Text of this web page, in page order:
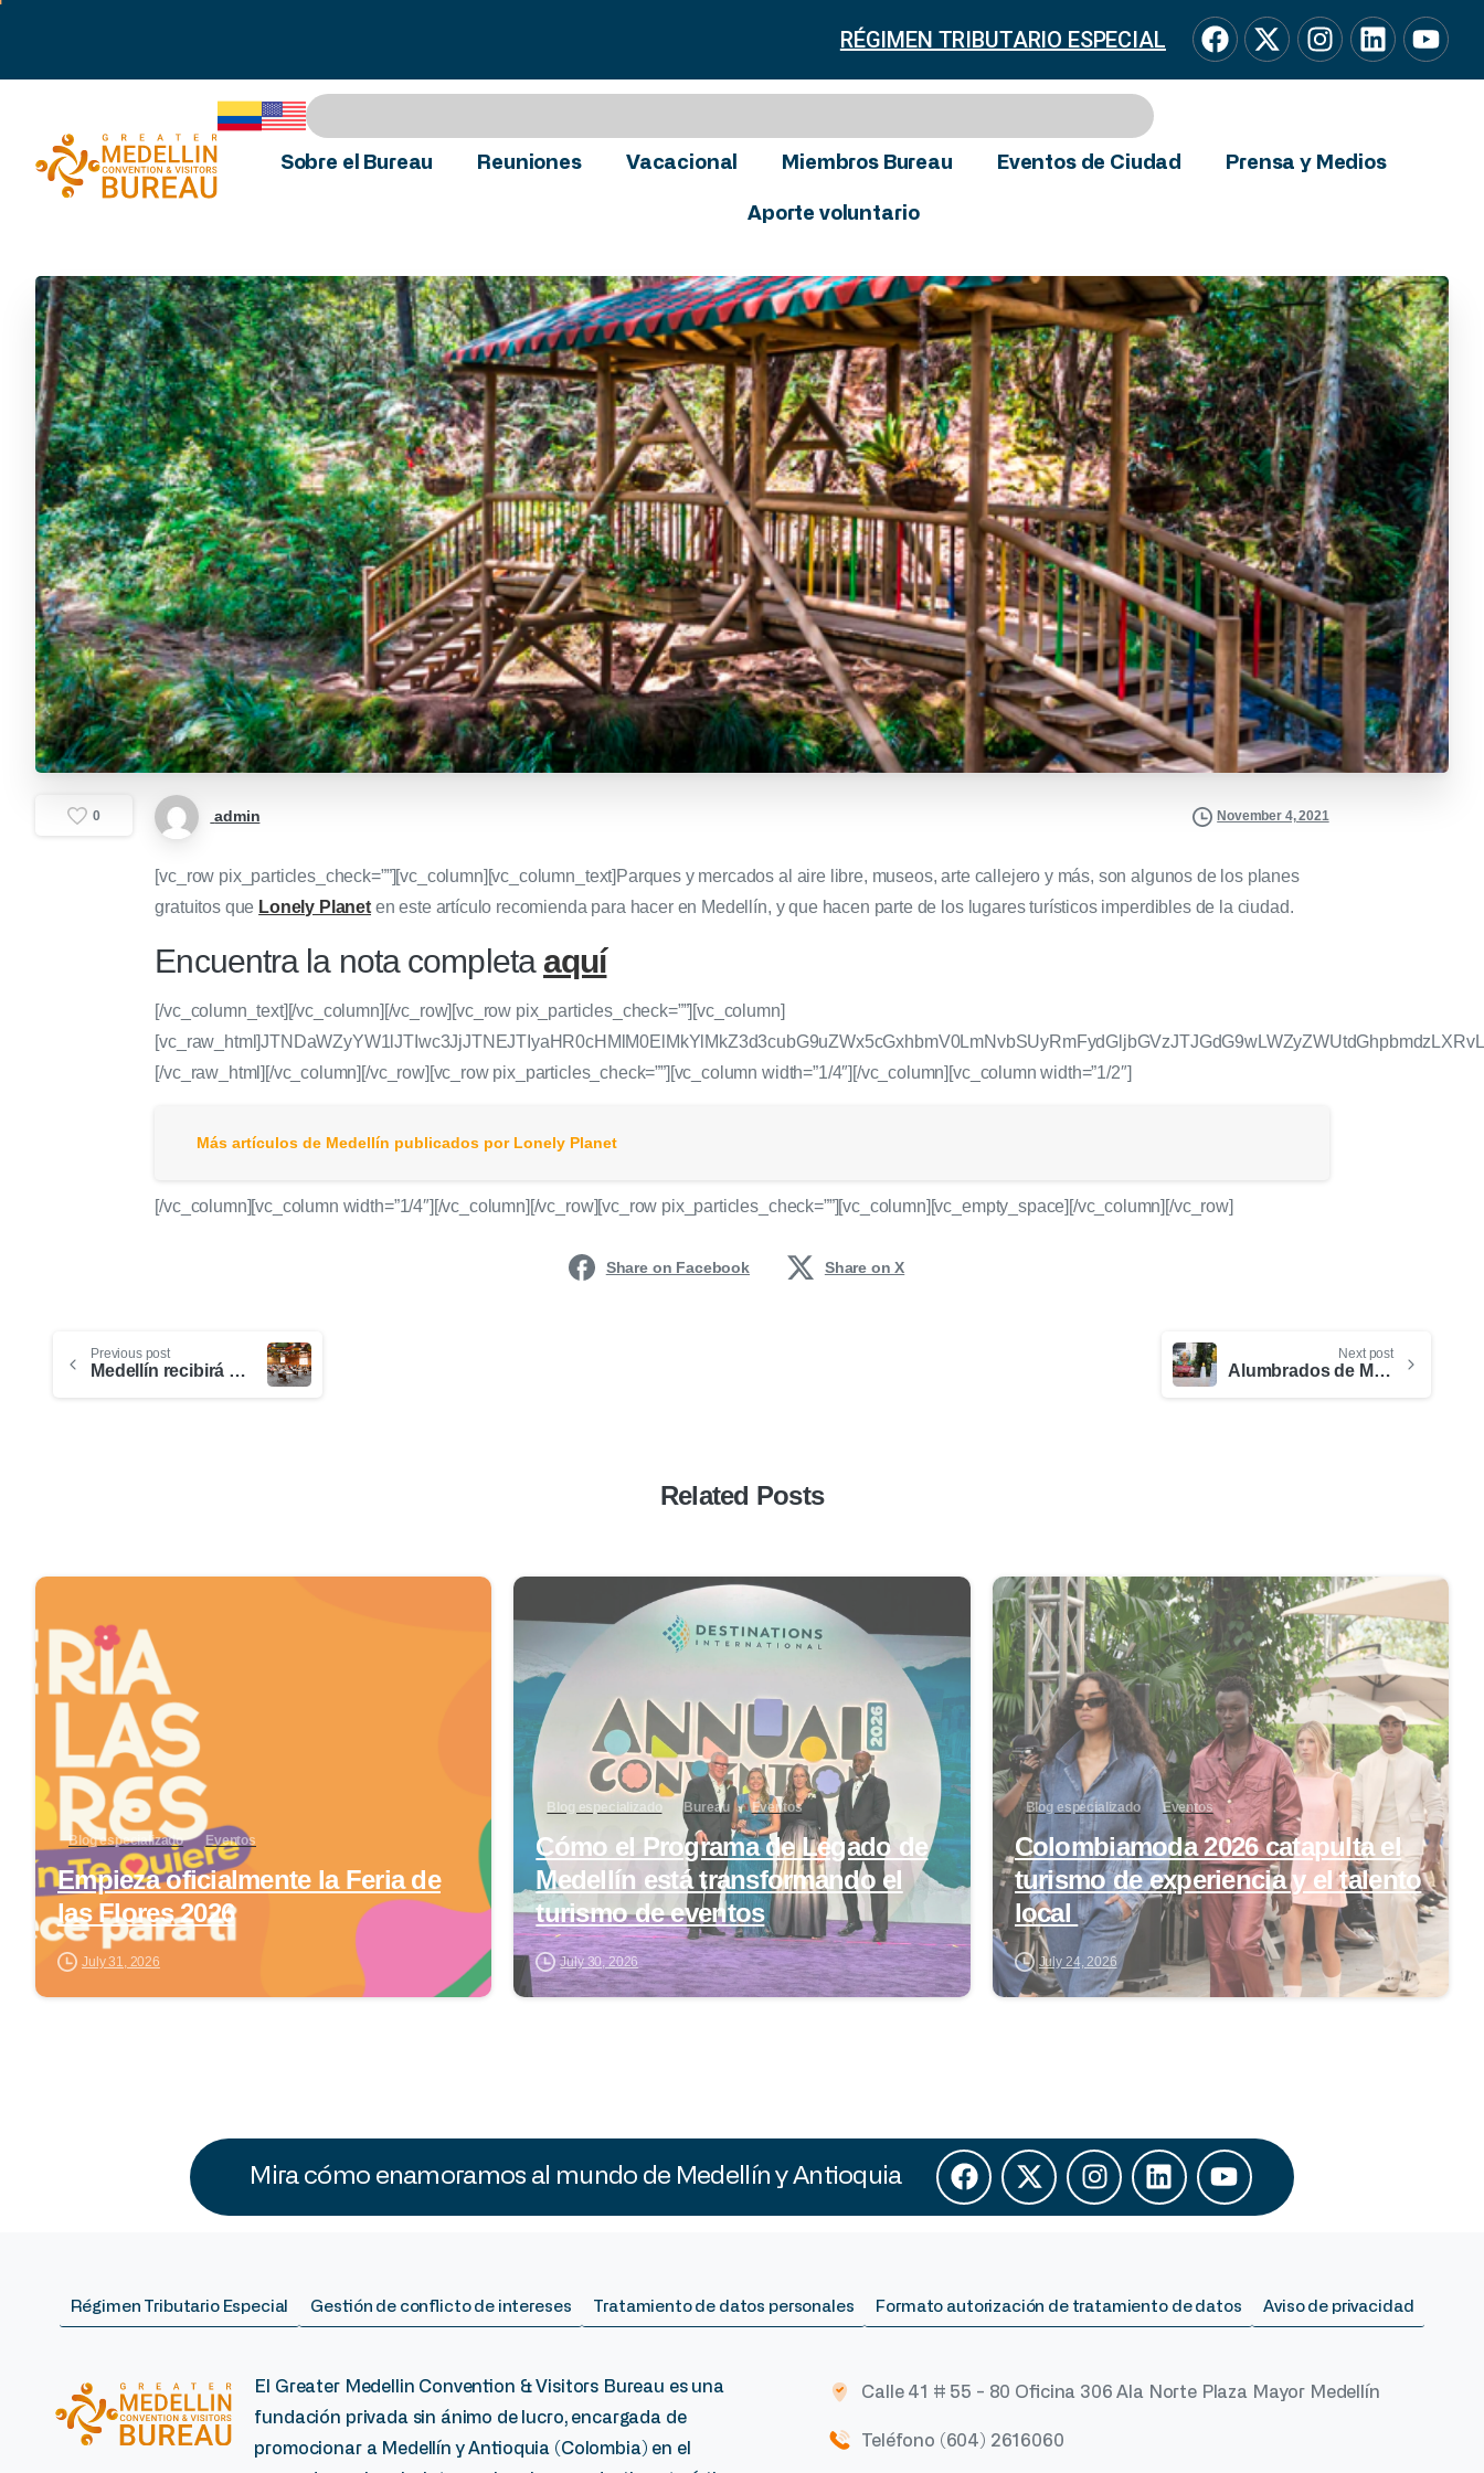
RÉGIMEN TRIBUTARIO ESPECIAL
Sobre el Bureau Reuniones Vacacional Miembros Bureau Eventos de Ciudad Prensa y Medios
Aporte voluntario
0 admin November 4, 2021
[vc_row pix_particles_check=””][vc_column][vc_column_text]Parques y mercados al aire libre, museos, arte callejero y más, son algunos de los planes
gratuitos que Lonely Planet en este artículo recomienda para hacer en Medellín, y que hacen parte de los lugares turísticos imperdibles de la ciudad.
Encuentra la nota completa aquí
[/vc_column_text][/vc_column][/vc_row][vc_row pix_particles_check=””][vc_column]
[/vc_raw_html][/vc_column][/vc_row][vc_row pix_particles_check=””][vc_column width=”1/4″][/vc_column][vc_column width=”1/2″]
Más artículos de Medellín publicados por Lonely Planet
[/vc_column][vc_column width=”1/4″][/vc_column][/vc_row][vc_row pix_particles_check=””][vc_column][vc_empty_space][/vc_column][/vc_row]
Share on Facebook Share on X
Previous post
Medellín recibirá una derrama económica estimada de 3.7 millones de dólares por eventos nacionales e internacionales captados en 2021
Next post
Alumbrados de Medellín 2021, una invitación a celebrar la vida
Related Posts
Blog especializado Eventos
Empieza oficialmente la Feria de
las Flores 2026
July 31, 2026
Blog especializado Bureau Eventos
Cómo el Programa de Legado de
Medellín está transformando el
turismo de eventos
July 30, 2026
Blog especializado Eventos
Colombiamoda 2026 catapulta el
turismo de experiencia y el talento
local
July 24, 2026
Mira cómo enamoramos al mundo de Medellín y Antioquia
Régimen Tributario Especial Gestión de conflicto de intereses Tratamiento de datos personales Formato autorización de tratamiento de datos Aviso de privacidad
El Greater Medellin Convention & Visitors Bureau es una
fundación privada sin ánimo de lucro, encargada de
promocionar a Medellín y Antioquia (Colombia) en el
Calle 41 # 55 - 80 Oficina 306 Ala Norte Plaza Mayor Medellín
Teléfono (604) 2616060